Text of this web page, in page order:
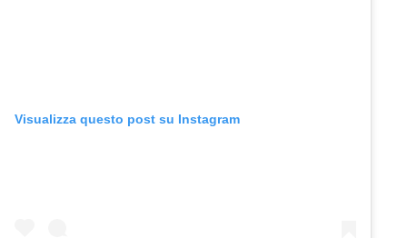
Visualizza questo post su Instagram